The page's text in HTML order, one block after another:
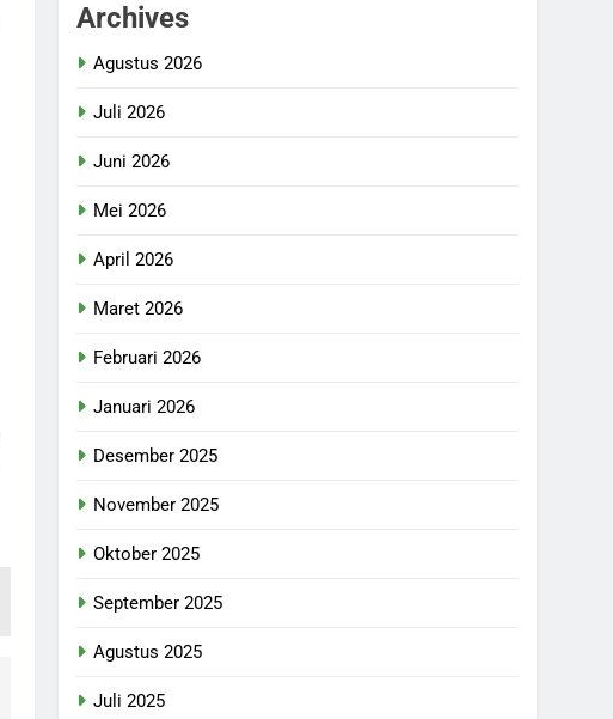
Archives
Agustus 2026
Juli 2026
Juni 2026
Mei 2026
April 2026
Maret 2026
Februari 2026
Januari 2026
Desember 2025
November 2025
Oktober 2025
September 2025
Agustus 2025
Juli 2025